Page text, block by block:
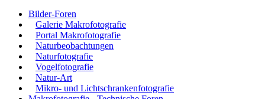
Bilder-Foren
Galerie Makrofotografie
Portal Makrofotografie
Naturbeobachtungen
Naturfotografie
Vogelfotografie
Natur-Art
Mikro- und Lichtschrankenfotografie